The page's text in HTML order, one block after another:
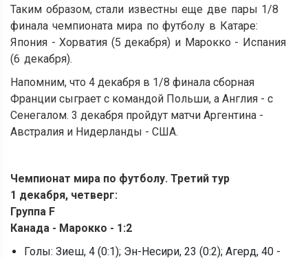
Таким образом, стали известны еще две пары 1/8
финала чемпионата мира по футболу в Катаре:
Япония - Хорватия (5 декабря) и Марокко - Испания
(6 декабря).
Напомним, что 4 декабря в 1/8 финала сборная
Франции сыграет с командой Польши, а Англия - с
Сенегалом. 3 декабря пройдут матчи Аргентина -
Австралия и Нидерланды - США.
Чемпионат мира по футболу. Третий тур
1 декабря, четверг:
Группа F
Канада - Марокко - 1:2
Голы: Зиеш, 4 (0:1); Эн-Несири, 23 (0:2); Агерд, 40 -